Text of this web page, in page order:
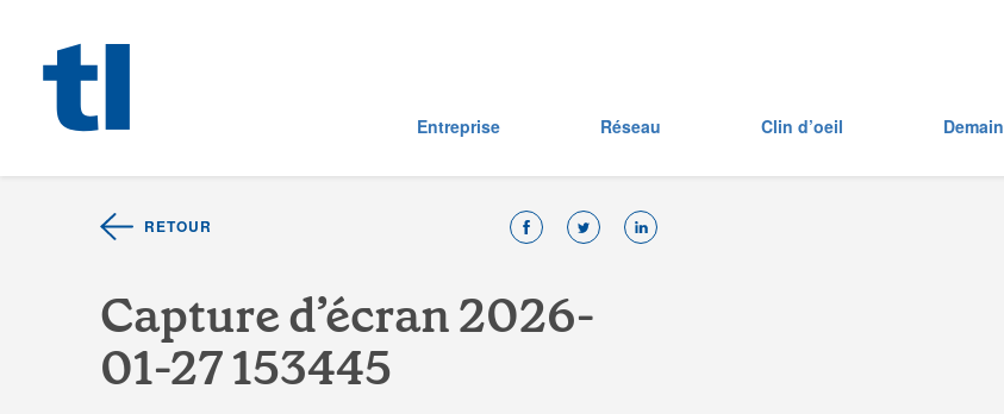
Entreprise Réseau Clin d’oeil Demain
RETOUR
Captured’écran2026-
01-27153445